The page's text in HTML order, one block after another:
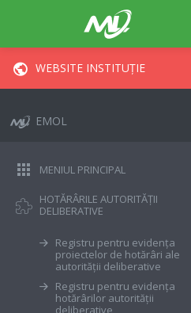
WEBSITE INSTITUȚIE
EMOL
MENIUL PRINCIPAL
HOTĂRÂRILE AUTORITĂȚII
DELIBERATIVE
Registru pentru evidența
proiectelor de hotărâri ale
autorității deliberative
Registru pentru evidența
hotărârilor autorității
deliberative